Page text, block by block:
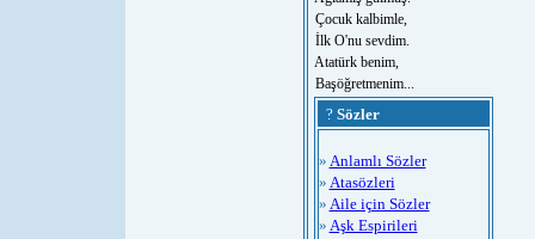
Çocuk kalbimle,
İlk O'nu sevdim.
Atatürk benim,
Başöğretmenim...
? Sözler
» Anlamlı Sözler
» Atasözleri
» Aile için Sözler
» Aşk Espirileri